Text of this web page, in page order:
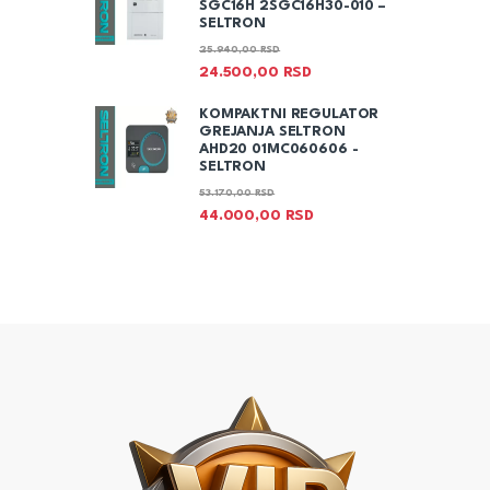
SGC16H 2SGC16H30-010 –
SELTRON
24.500,00 RSD
25.940,00RSD
KOMPAKTNI REGULATOR
GREJANJA SELTRON
AHD20 01MC060606 -
SELTRON
44.000,00 RSD
53.170,00RSD